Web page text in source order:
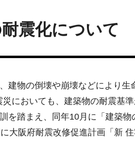
震化について
物の倒壊や崩壊などにより生
においても、建築物の耐震基
を踏まえ、同年10月に「建築
大阪府耐震改修促進計画「新